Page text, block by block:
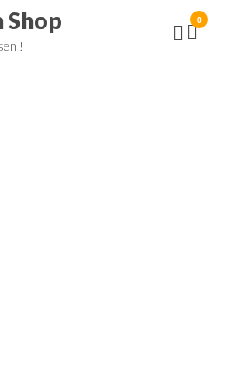
Shop
!
0